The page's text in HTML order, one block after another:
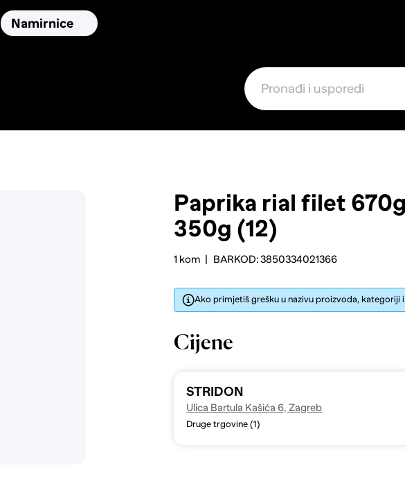
Namirnice
Paprika rial filet
350g (12)
1 kom BARKOD: 3850334021366
Ako primjetiš grešku u nazivu proizvoda, kategoriji
Cijene
STRIDON
Ulica Bartula Kašića 6, Zagreb
Druge trgovine (1)